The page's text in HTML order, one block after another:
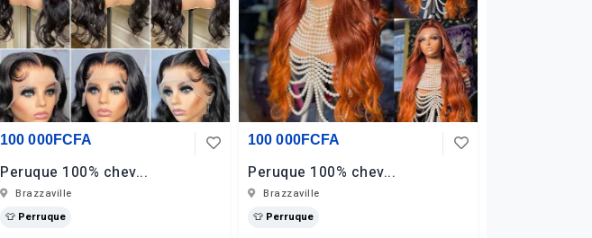
100 000FCFA
Peruque 100% chev...
Brazzaville
👕 Perruque
100 000FCFA
Peruque 100% chev...
Brazzaville
👕 Perruque